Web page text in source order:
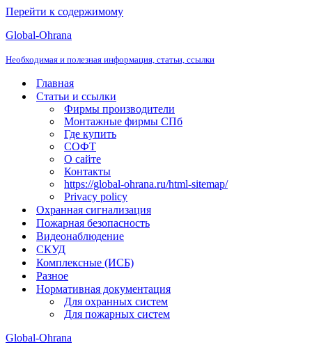
Перейти к содержимому
Global-Ohrana
Необходимая и полезная информация, статьи, ссылки
Главная
Статьи и ссылки
Фирмы производители
Монтажные фирмы СПб
Где купить
СОФТ
О сайте
Контакты
https://global-ohrana.ru/html-sitemap/
Privacy policy
Охранная сигнализация
Пожарная безопасность
Видеонаблюдение
СКУД
Комплексные (ИСБ)
Разное
Нормативная документация
Для охранных систем
Для пожарных систем
Global-Ohrana